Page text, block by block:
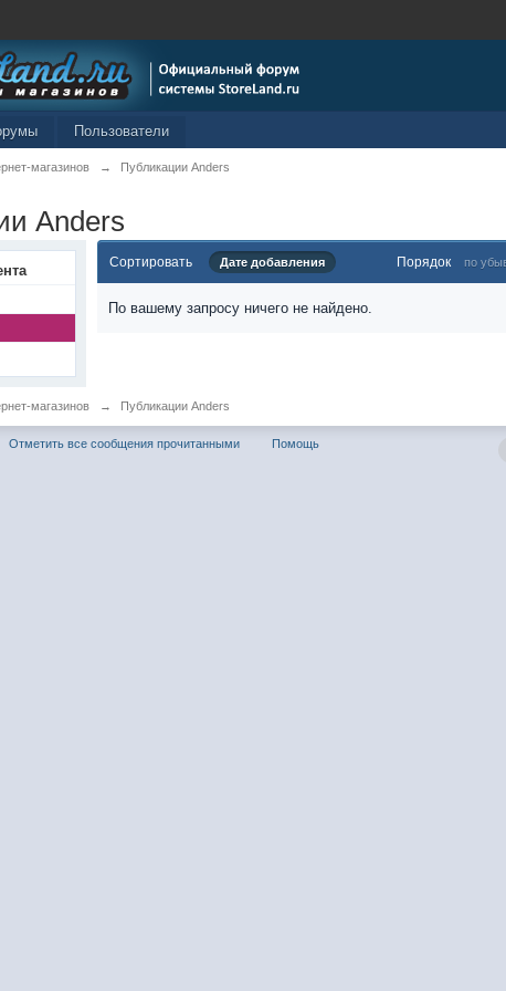
Пользователи
магазинов → Публикации Anders
Anders
Сортировать Дате добавления Порядок по
По вашему запросу ничего не найдено.
магазинов → Публикации Anders
Отметить все сообщения прочитанными Помощь